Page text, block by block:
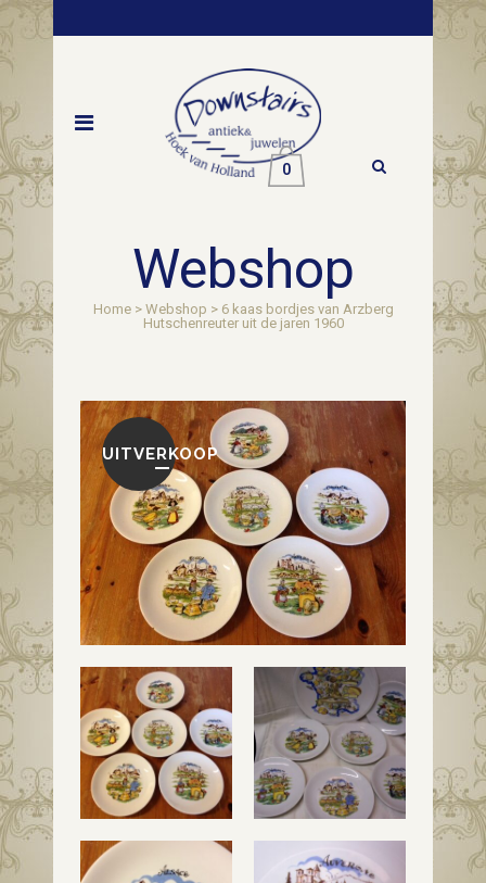
0
Webshop
Home> Webshop > 6 kaas bordjes van Arzberg
Hutschenreuter uit de jaren 1960
UITVERKOOP